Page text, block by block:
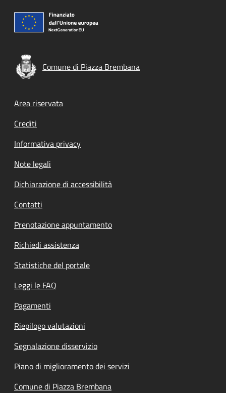
Comune di Piazza Brembana
Footer menu
Area riservata
Crediti
Informativa privacy
Note legali
Dichiarazione di accessibilità
Contatti
Prenotazione appuntamento
Richiedi assistenza
Statistiche del portale
Leggi le FAQ
Pagamenti
Riepilogo valutazioni
Segnalazione disservizio
Piano di miglioramento dei servizi
Comune di Piazza Brembana